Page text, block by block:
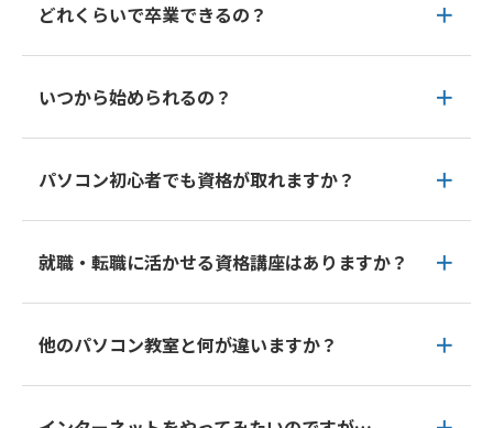
どれくらいで卒業できるの？
いつから始められるの？
パソコン初心者でも資格が取れますか？
就職・転職に活かせる資格講座はありますか？
他のパソコン教室と何が違いますか？